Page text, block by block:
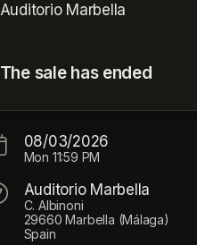
Auditorio Marbella
The sale has ended
08/03/2026
Mon 11:59 PM
Auditorio Marbella
C. Albinoni
29660 Marbella (Málaga)
Spain